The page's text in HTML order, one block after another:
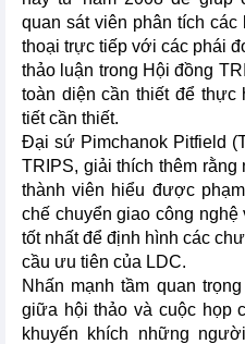
quan sát viên phân tích
thoại trực tiếp với các phái
thảo luận trong Hội đồng
toàn diện cần thiết để thực
tiết cần thiết.
Đại sứ Pimchanok Pitfield
TRIPS, giải thích thêm
thành viên hiểu được
chế chuyển giao công
tốt nhất để định hình các
cầu ưu tiên của LDC.
Nhấn mạnh tầm quan
giữa hội thảo và cuộc họp
khuyến khích những